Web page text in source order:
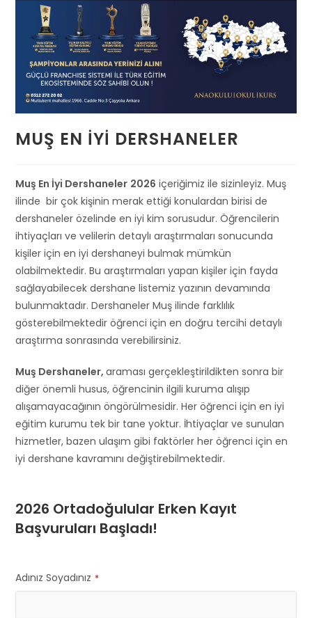
MUŞ EN İYI DERSHANELER
Muş En İyi Dershaneler 2026 içeriğimiz ile sizinleyiz. Muş
ilinde bir çok kişinin merak ettiği konulardan birisi de
dershaneler özelinde en iyi kim sorusudur. Öğrencilerin
ihtiyaçları ve velilerin detaylı araştırmaları sonucunda
kişiler için en iyi dershaneyi bulmak mümkün
olabilmektedir. Bu araştırmaları yapan kişiler için fayda
sağlayabilecek dershane listemiz yazının devamında
bulunmaktadır. Dershaneler Muş ilinde farklılık
gösterebilmektedir öğrenci için en doğru tercihi detaylı
araştırma sonrasında verebilirsiniz.
Muş Dershaneler,araması gerçekleştirildikten sonra bir
diğer önemli husus, öğrencinin ilgili kuruma alışıp
alışamayacağının öngörülmesidir. Her öğrenci için en iyi
eğitim kurumu tek bir tane yoktur. İhtiyaçlar ve sunulan
hizmetler, bazen ulaşım gibi faktörler her öğrenci için en
iyi dershane kavramını değiştirebilmektedir.
2026 Ortadoğulular Erken Kayıt
Başvuruları Başladı!
Adınız Soyadınız *